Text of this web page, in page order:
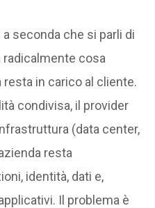
seconda che si parli di
radicalmente cosa
in carico al cliente.
condivisa, il provider
(data center,
resta
identità, dati e,
Il problema è